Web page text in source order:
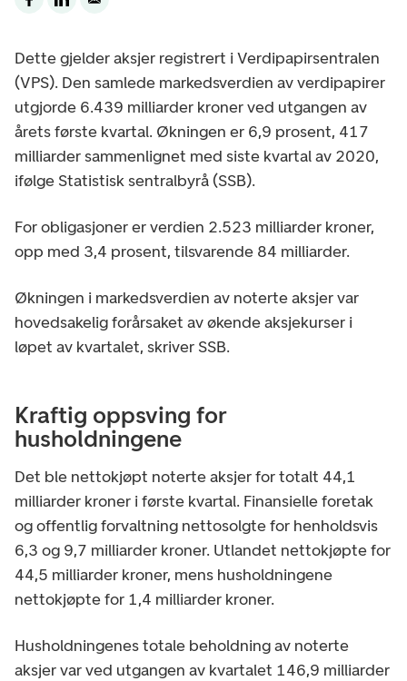
Dette gjelder aksjer registrert i Verdipapirsentralen
(VPS). Den samlede markedsverdien av verdipapirer
utgjorde 6.439 milliarder kroner ved utgangen av
årets første kvartal. Økningen er 6,9 prosent, 417
milliarder sammenlignet med siste kvartal av 2020,
ifølge Statistisk sentralbyrå (SSB).
For obligasjoner er verdien 2.523 milliarder kroner,
opp med 3,4 prosent, tilsvarende 84 milliarder.
Økningen i markedsverdien av noterte aksjer var
hovedsakelig forårsaket av økende aksjekurser i
løpet av kvartalet, skriver SSB.
Kraftig oppsving for
husholdningene
Det ble nettokjøpt noterte aksjer for totalt 44,1
milliarder kroner i første kvartal. Finansielle foretak
og offentlig forvaltning nettosolgte for henholdsvis
6,3 og 9,7 milliarder kroner. Utlandet nettokjøpte for
44,5 milliarder kroner, mens husholdningene
nettokjøpte for 1,4 milliarder kroner.
Husholdningenes totale beholdning av noterte
aksjer var ved utgangen av kvartalet 146,9 milliarder